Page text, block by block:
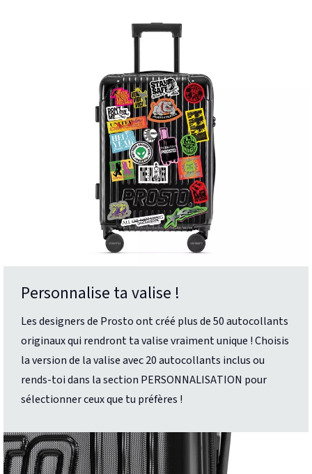
Personnalise ta valise !
Les designers de Prosto ont créé plus de 50 autocollants
originaux qui rendront ta valise vraiment unique ! Choisis
la version de la valise avec 20 autocollants inclus ou
rends-toi dans la section PERSONNALISATION pour
sélectionner ceux que tu préfères !